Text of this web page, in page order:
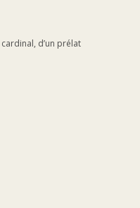
d’un prélat